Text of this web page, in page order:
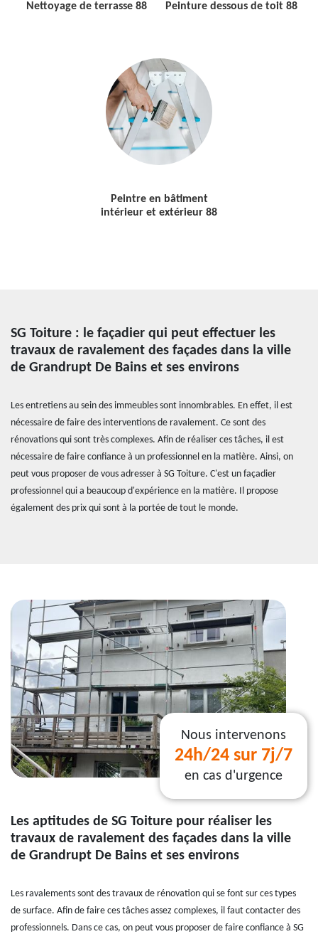
Nettoyage de terrasse 88 Peinture dessous de toit 88
Peintre en bâtiment
intérieur et extérieur 88
SG Toiture : le façadier qui peut effectuer les
travaux de ravalement des façades dans la ville
de Grandrupt De Bains et ses environs
Les entretiens au sein des immeubles sont innombrables. En effet, il est
nécessaire de faire des interventions de ravalement. Ce sont des
rénovations qui sont très complexes. Afin de réaliser ces tâches, il est
nécessaire de faire confiance à un professionnel en la matière. Ainsi, on
peut vous proposer de vous adresser à SG Toiture. C'est un façadier
professionnel qui a beaucoup d'expérience en la matière. Il propose
également des prix qui sont à la portée de tout le monde.
Nous intervenons
24h/24 sur 7j/7
en cas d'urgence
Les aptitudes de SG Toiture pour réaliser les
travaux de ravalement des façades dans la ville
de Grandrupt De Bains et ses environs
Les ravalements sont des travaux de rénovation qui se font sur ces types
de surface. Afin de faire ces tâches assez complexes, il faut contacter des
professionnels. Dans ce cas, on peut vous proposer de faire confiance à SG